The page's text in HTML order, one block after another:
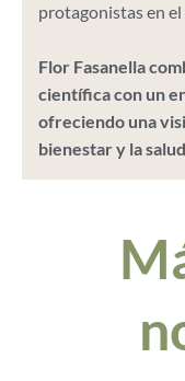
protagonistas en
Flor Fasanella
científica con un
ofreciendo una
bienestar y la salud.